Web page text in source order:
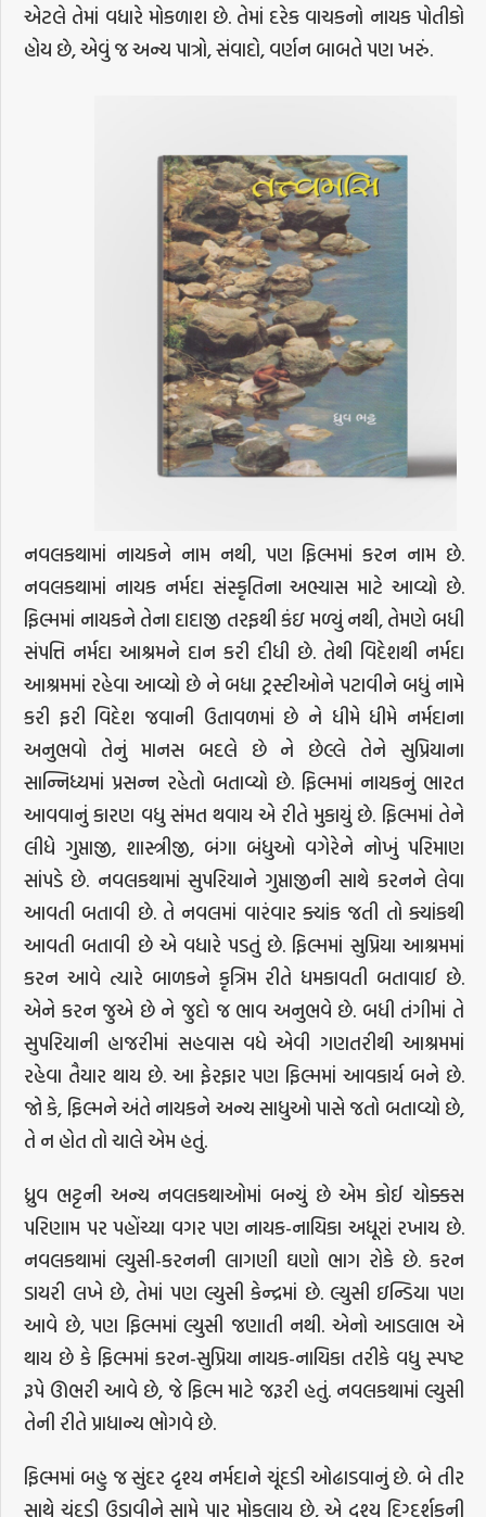
એટલે તેમાં વધારે મોકળાશ છે. તેમાં દરેક વાચકનો નાયક પોતીકો
હોય છે, એવું જ અન્ય પાત્રો, સંવાદો, વર્ણન બાબતે પણ ખરું.
નવલકથામાં નાયકને નામ નથી, પણ ફિલ્મમાં કરન નામ છે.
નવલકથામાં નાયક નર્મદા સંસ્કૃતિના અભ્યાસ માટે આવ્યો છે.
ફિલ્મમાં નાયકને તેના દાદાજી તરફથી કંઇ મળ્યું નથી, તેમણે બધી
સંપત્તિ નર્મદા આશ્રમને દાન કરી દીધી છે. તેથી વિદેશથી નર્મદા
આશ્રમમાં રહેવા આવ્યો છે ને બધા ટ્રસ્ટીઓને પટાવીને બધું નામે
કરી ફરી વિદેશ જવાની ઉતાવળમાં છે ને ધીમે ધીમે નર્મદાના
અનુભવો તેનું માનસ બદલે છે ને છેલ્લે તેને સુપ્રિયાના
સાન્નિધ્યમાં પ્રસન્ન રહેતો બતાવ્યો છે. ફિલ્મમાં નાયકનું ભારત
આવવાનું કારણ વધુ સંમત થવાય એ રીતે મુકાયું છે. ફિલ્મમાં તેને
લીધે ગુપ્તાજી, શાસ્ત્રીજી, બંગા બંધુઓ વગેરેને નોખું પરિમાણ
સાંપડે છે. નવલકથામાં સુપરિયાને ગુપ્તાજીની સાથે કરનને લેવા
આવતી બતાવી છે. તે નવલમાં વારંવાર ક્યાંક જતી તો ક્યાંકથી
આવતી બતાવી છે એ વધારે પડતું છે. ફિલ્મમાં સુપ્રિયા આશ્રમમાં
કરન આવે ત્યારે બાળકને કૃત્રિમ રીતે ધમકાવતી બતાવાઈ છે.
એને કરન જુએ છે ને જુદો જ ભાવ અનુભવે છે. બધી તંગીમાં તે
સુપરિયાની હાજરીમાં સહવાસ વધે એવી ગણતરીથી આશ્રમમાં
રહેવા તૈયાર થાય છે. આ ફેરફાર પણ ફિલ્મમાં આવકાર્ય બને છે.
જો કે, ફિલ્મને અંતે નાયકને અન્ય સાધુઓ પાસે જતો બતાવ્યો છે,
તે ન હોત તો ચાલે એમ હતું.
ધ્રુવ ભટ્ટની અન્ય નવલકથાઓમાં બન્યું છે એમ કોઈ ચોક્કસ
પરિણામ પર પહોંચ્યા વગર પણ નાયક-નાયિકા અધૂરાં રખાય છે.
નવલકથામાં લ્યુસી-કરનની લાગણી ઘણો ભાગ રોકે છે. કરન
ડાયરી લખે છે, તેમાં પણ લ્યુસી કેન્દ્રમાં છે. લ્યુસી ઇન્ડિયા પણ
આવે છે, પણ ફિલ્મમાં લ્યુસી જણાતી નથી. એનો આડલાભ એ
થાય છે કે ફિલ્મમાં કરન-સુપ્રિયા નાયક-નાયિકા તરીકે વધુ સ્પષ્ટ
રૂપે ઊભરી આવે છે, જે ફિલ્મ માટે જરૂરી હતું. નવલકથામાં લ્યુસી
તેની રીતે પ્રાધાન્ય ભોગવે છે.
ફિલ્મમાં બહુ જ સુંદર દૃશ્ય નર્મદાને ચૂંદડી ઓઢાડવાનું છે. બે તીર
સાથે ચૂંદડી ઉડાવીને સામે પાર મોકલાય છે, એ દૃશ્ય દિગ્દર્શકની